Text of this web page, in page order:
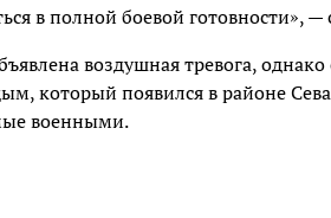
в полной боевой готовности», —
воздушная тревога,
который появился в районе
военными.